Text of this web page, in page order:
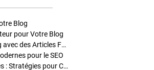
Blog
pour Votre Blog
Stratégies de Publication : Boostez Votre Blog avec des Articles Fréquents et Exclusifs
pour le SEO
Enrichir Vos Articles avec des Contenus Riches : Stratégies pour Captiver et Optimiser